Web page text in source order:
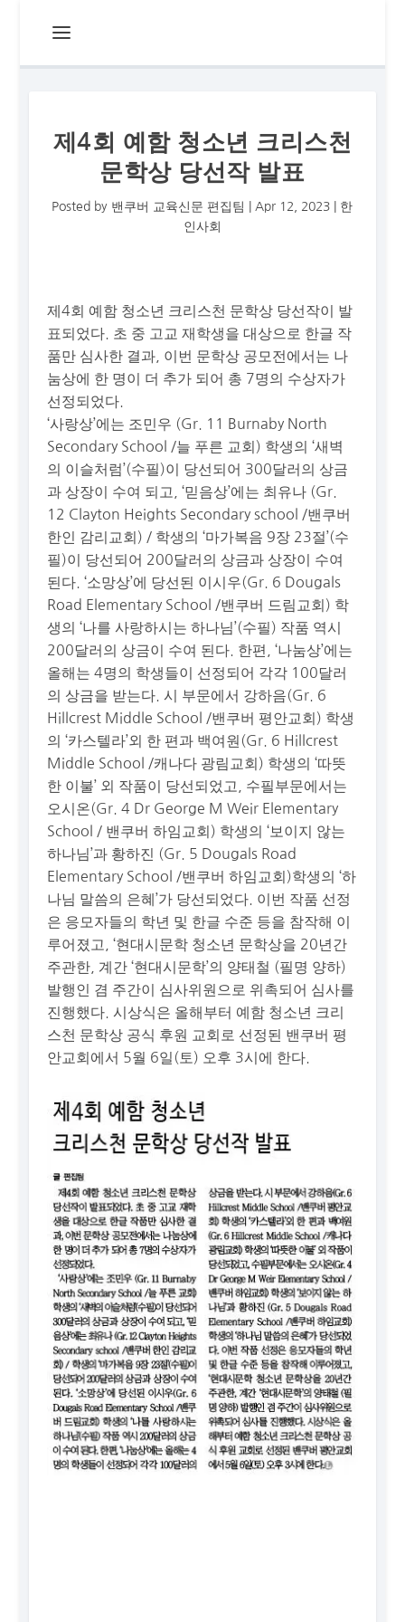
제4회 예함 청소년 크리스천
문학상 당선작 발표
Posted by 밴쿠버 교육신문 편집팀 Apr 12, 2023
한
인사회
제4회 예함 청소년 크리스천 문학상 당선작이 발
표되었다. 초 중 고교 재학생을 대상으로 한글 작
품만 심사한 결과, 이번 문학상 공모전에서는 나
눔상에 한 명이 더 추가 되어 총 7명의 수상자가
선정되었다.
‘사랑상’에는 조민우 (Gr. 11 Burnaby North
Secondary School /늘 푸른 교회) 학생의 ‘새벽
의 이슬처럼’(수필)이 당선되어 300달러의 상금
과 상장이 수여 되고, ‘믿음상’에는 최유나 (Gr.
12 Clayton Heights Secondary school /밴쿠버
한인 감리교회) / 학생의 ‘마가복음 9장 23절’(수
필)이 당선되어 200달러의 상금과 상장이 수여
된다. ‘소망상’에 당선된 이시우(Gr. 6 Dougals
Road Elementary School /밴쿠버 드림교회) 학
생의 ‘나를 사랑하시는 하나님’(수필) 작품 역시
200달러의 상금이 수여 된다. 한편, ‘나눔상’에는
올해는 4명의 학생들이 선정되어 각각 100달러
의 상금을 받는다. 시 부문에서 강하음(Gr. 6
Hillcrest Middle School /밴쿠버 평안교회) 학생
의 ‘카스텔라’외 한 편과 백여원(Gr. 6 Hillcrest
Middle School /캐나다 광림교회) 학생의 ‘따뜻
한 이불’ 외 작품이 당선되었고, 수필부문에서는
오시온(Gr. 4 Dr George M Weir Elementary
School / 밴쿠버 하임교회) 학생의 ‘보이지 않는
하나님’과 황하진 (Gr. 5 Dougals Road
Elementary School /밴쿠버 하임교회)학생의 ‘하
나님 말씀의 은혜’가 당선되었다. 이번 작품 선정
은 응모자들의 학년 및 한글 수준 등을 참작해 이
루어졌고, ‘현대시문학 청소년 문학상을 20년간
주관한, 계간 ‘현대시문학’의 양태철 (필명 양하)
발행인 겸 주간이 심사위원으로 위촉되어 심사를
진행했다. 시상식은 올해부터 예함 청소년 크리
스천 문학상 공식 후원 교회로 선정된 밴쿠버 평
안교회에서 5월 6일(토) 오후 3시에 한다.